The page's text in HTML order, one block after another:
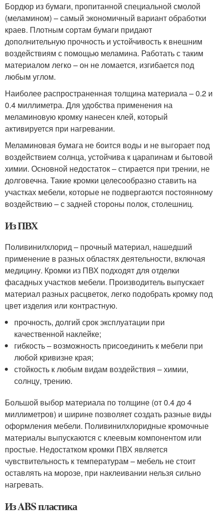
Бордюр из бумаги, пропитанной специальной смолой
(меламином) – самый экономичный вариант обработки
краев. Плотным сортам бумаги придают
дополнительную прочность и устойчивость к внешним
воздействиям с помощью меламина. Работать с таким
материалом легко – он не ломается, изгибается под
любым углом.
Наиболее распространенная толщина материала – 0.2 и
0.4 миллиметра. Для удобства применения на
меламиновую кромку нанесен клей, который
активируется при нагревании.
Меламиновая бумага не боится воды и не выгорает под
воздействием солнца, устойчива к царапинам и бытовой
химии. Основной недостаток – стирается при трении, не
долговечна. Такие кромки целесообразно ставить на
участках мебели, которые не подвергаются постоянному
воздействию – с задней стороны полок, столешниц.
Из ПВХ
Поливинилхлорид – прочный материал, нашедший
применение в разных областях деятельности, включая
медицину. Кромки из ПВХ подходят для отделки
фасадных участков мебели. Производитель выпускает
материал разных расцветок, легко подобрать кромку под
цвет изделия или контрастную.
прочность, долгий срок эксплуатации при
качественной наклейке;
гибкость – возможность присоединить к мебели при
любой кривизне края;
стойкость к любым видам воздействия – химии,
солнцу, трению.
Большой выбор материала по толщине (от 0.4 до 4
миллиметров) и ширине позволяет создать разные виды
оформления мебели. Поливинилхлоридные кромочные
материалы выпускаются с клеевым компонентом или
простые. Недостатком кромки ПВХ является
чувствительность к температурам – мебель не стоит
оставлять на морозе, при наклеивании нельзя сильно
нагревать.
Из ABS пластика